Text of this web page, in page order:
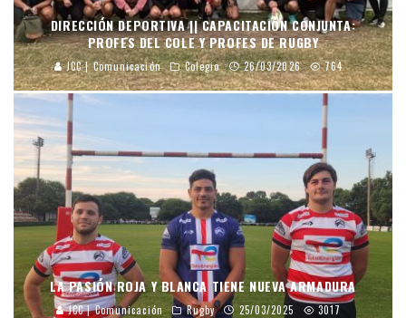
DIRECCIÓN DEPORTIVA || CAPACITACIÓN CONJUNTA:
PROFES DEL COLE Y PROFES DE RUGBY
JCC | Comunicación Colegio 26/03/2026 764
LA PASIÓN ROJA Y BLANCA TIENE NUEVA ARMADURA
JCC | Comunicación Rugby 25/03/2025 3017